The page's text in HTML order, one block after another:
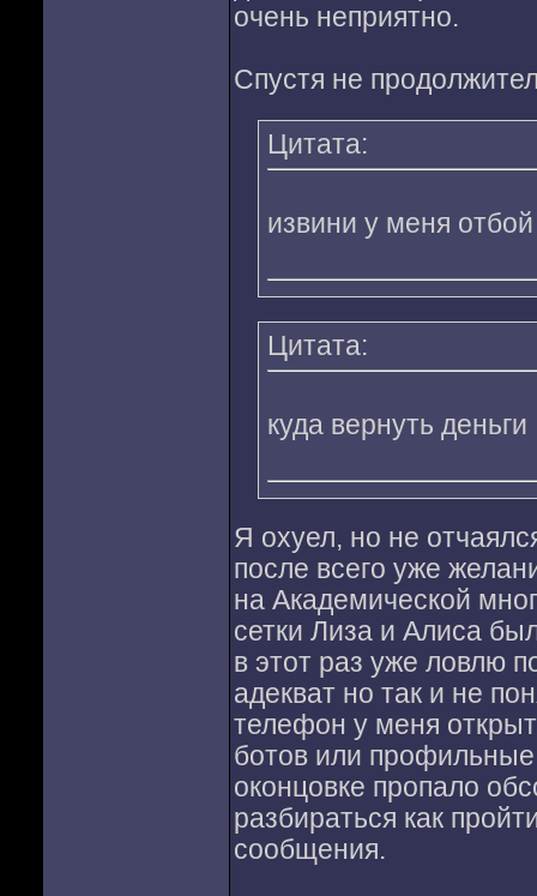
очень неприятно.
Спустя не
Цитата:
извини у меня отбой
Цитата:
куда вернуть деньги
Я охуел, но не
после всего уже
на Академической
сетки Лиза и Алиса
в этот раз уже ловлю
адекват но так и не
телефон у меня
ботов или
оконцовке пропало
разбираться как
сообщения.